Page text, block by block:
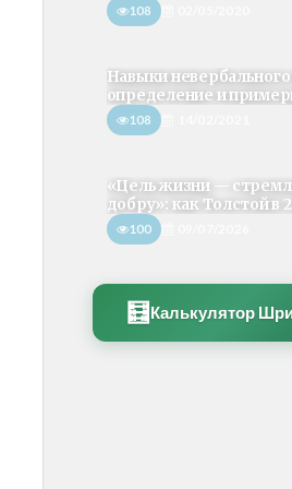
108
Навыки
определение и
108
«Цель жизни —
добру»: как Толстой в
100
🧮 Калькулятор